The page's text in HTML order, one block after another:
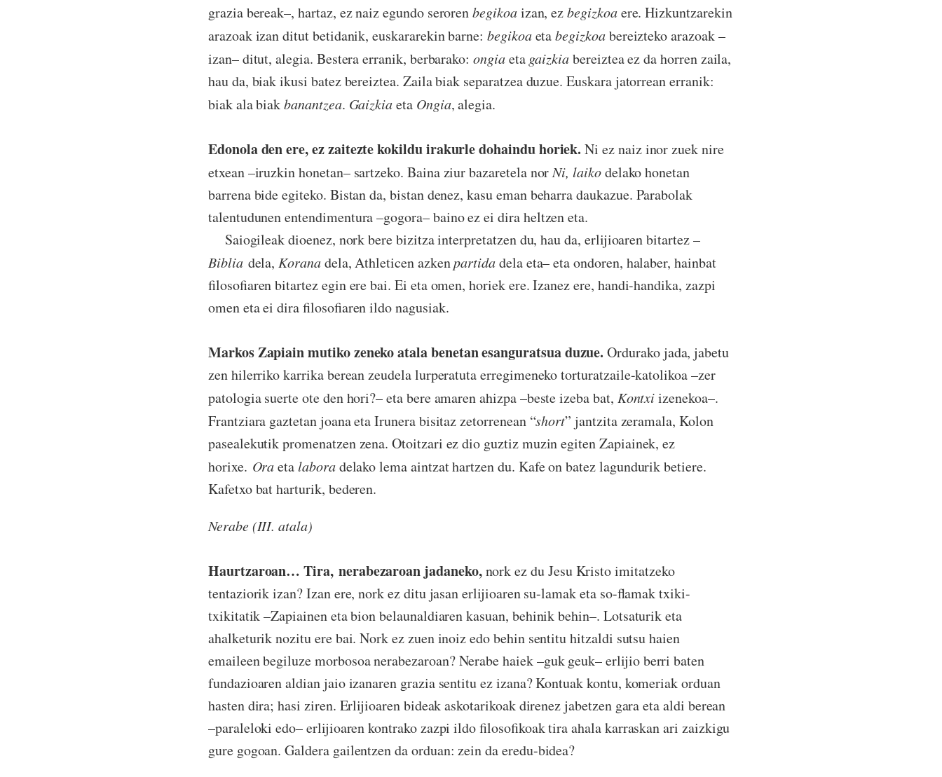
grazia bereak–, hartaz, ez naiz egundo serorenbegikoaizan, ezbegizkoaere. Hizkuntzarekin
arazoak izan ditut betidanik, euskararekin barne:begikoaetabegizkoabereizteko arazoak –
izan– ditut, alegia. Bestera erranik, berbarako:ongiaetagaizkiabereiztea ez da horren zaila,
hau da, biak ikusi batez bereiztea. Zaila biak separatzea duzue. Euskara jatorrean erranik:
biak ala biakbanantzea. Gaizkiaeta Ongia, alegia.
Edonola den ere, ez zaitezte kokildu irakurle dohaindu horiek. Ni ez naiz inor zuek nire
etxean –iruzkin honetan– sartzeko. Baina ziur bazaretela norNi, laikodelako honetan
barrena bide egiteko. Bistan da, bistan denez, kasu eman beharra daukazue. Parabolak
talentudunen entendimentura –gogora– baino ez ei dira heltzen eta.
Saiogileak dioenez, nork bere bizitza interpretatzen du, hau da, erlijioaren bitartez –
Bibliadela,Koranadela, Athleticen azkenpartidadela eta– eta ondoren, halaber, hainbat
filosofiaren bitartez egin ere bai. Ei eta omen, horiek ere. Izanez ere, handi-handika, zazpi
omen eta ei dira filosofiaren ildo nagusiak.
Markos Zapiain mutiko zeneko atala benetan esanguratsua duzue. Ordurako jada, jabetu
zen hilerriko karrika berean zeudela lurperatuta erregimeneko torturatzaile-katolikoa –zer
patologia suerte ote den hori?– eta bere amaren ahizpa –beste izeba bat, Kontxiizenekoa–.
Frantziara gaztetan joana eta Irunera bisitaz zetorrenean “short” jantzita zeramala, Kolon
pasealekutik promenatzen zena. Otoitzari ez dio guztiz muzin egiten Zapiainek, ez
horixe. Oraetalaboradelako lema aintzat hartzen du. Kafe on batez lagundurik betiere.
Kafetxo bat harturik, bederen.
Nerabe (III. atala)
Haurtzaroan… Tira, nerabezaroan jadaneko,nork ez du Jesu Kristo imitatzeko
tentaziorik izan? Izan ere, nork ez ditu jasan erlijioaren su-lamak eta so-flamak txiki-
txikitatik –Zapiainen eta bion belaunaldiaren kasuan, behinik behin–. Lotsaturik eta
ahalketurik nozitu ere bai. Nork ez zuen inoiz edo behin sentitu hitzaldi sutsu haien
emaileen begiluze morbosoa nerabezaroan? Nerabe haiek –guk geuk– erlijio berri baten
fundazioaren aldian jaio izanaren grazia sentitu ez izana? Kontuak kontu, komeriak orduan
hasten dira; hasi ziren. Erlijioaren bideak askotarikoak direnez jabetzen gara eta aldi berean
–paraleloki edo– erlijioaren kontrako zazpi ildo filosofikoak tira ahala karraskan ari zaizkigu
gure gogoan. Galdera gailentzen da orduan: zein da eredu-bidea?